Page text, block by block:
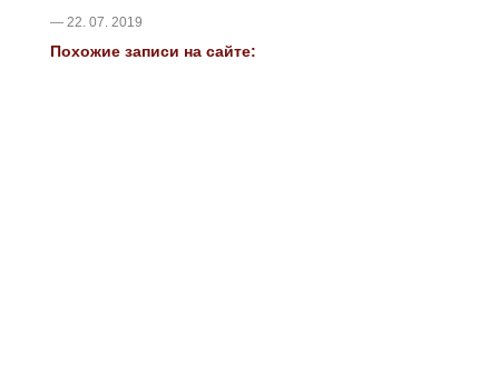
— 22. 07. 2019
Похожие записи на сайте: